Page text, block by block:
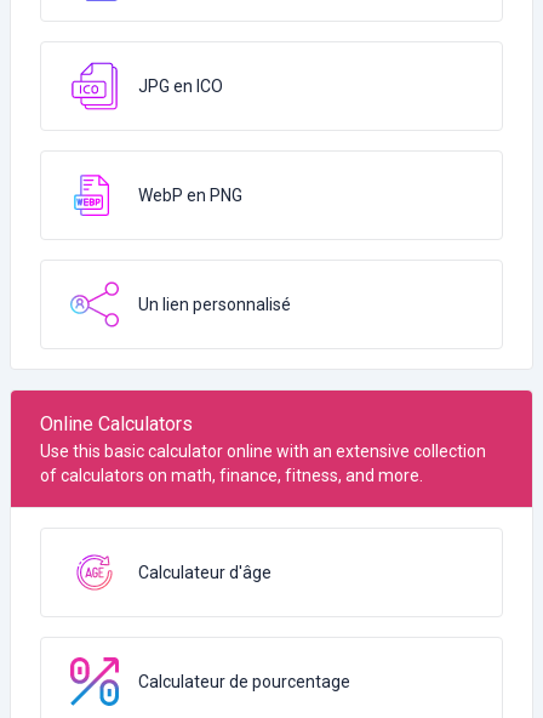
JPG en ICO
WebP en PNG
Un lien personnalisé
Online Calculators
Use this basic calculator online with an extensive collection
of calculators on math, finance, fitness, and more.
Calculateur d'âge
Calculateur de pourcentage